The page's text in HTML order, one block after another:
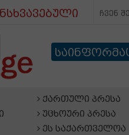
ჩვენ
ქართული პრესა
უცხოური პრესა
ეს საქართველოა